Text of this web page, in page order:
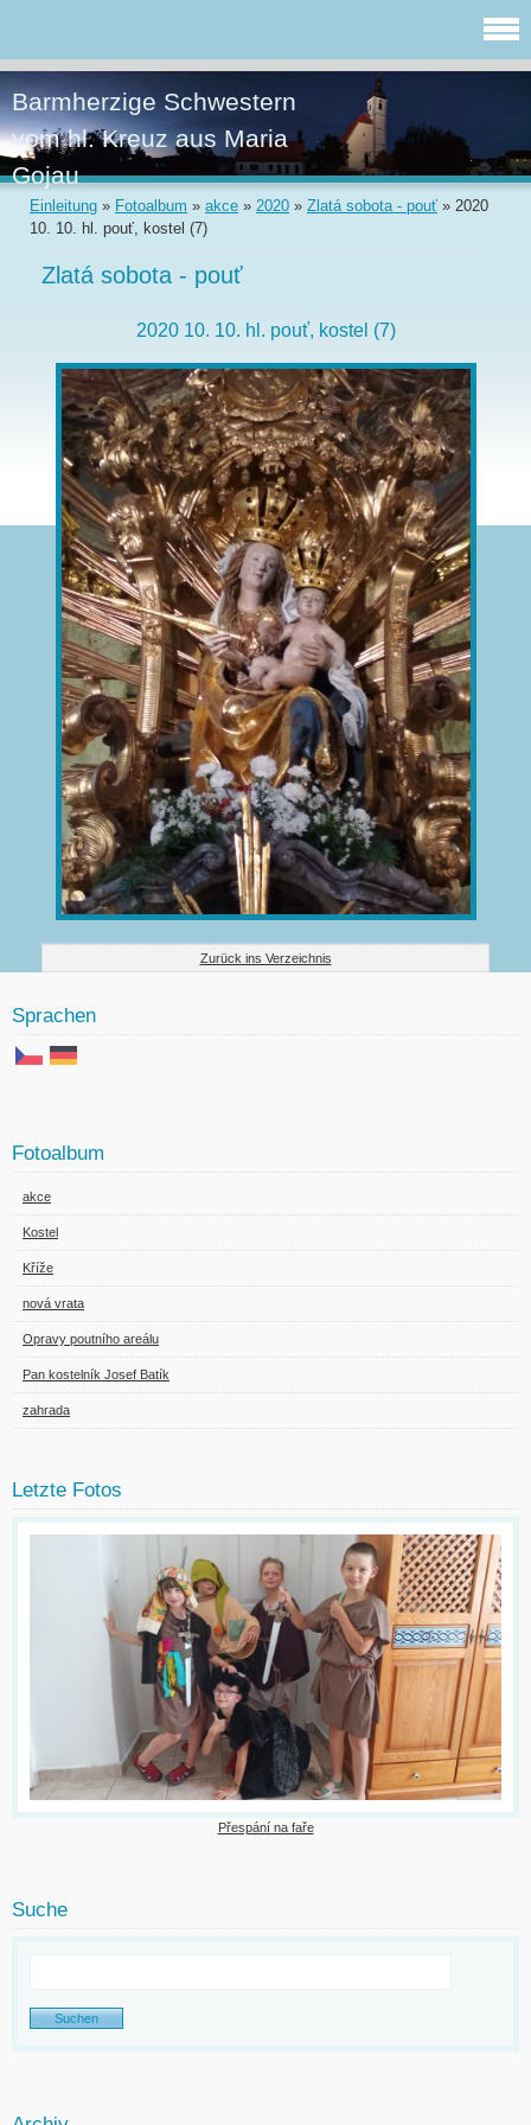
Barmherzige Schwestern
vom hl. Kreuz aus Maria
Gojau
Einleitung » Fotoalbum » akce » 2020 » Zlatá sobota - pouť » 2020
10. 10. hl. pouť, kostel (7)
Zlatá sobota - pouť
2020 10. 10. hl. pouť, kostel (7)
Zurück ins Verzeichnis
Sprachen
Fotoalbum
akce
Kostel
Kříže
nová vrata
Opravy poutního areálu
Pan kostelník Josef Batík
zahrada
Letzte Fotos
Přespání na faře
Suche